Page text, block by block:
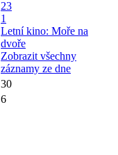
23
1
Letní kino: Moře na
dvoře
Zobrazit všechny
záznamy ze dne
30
6